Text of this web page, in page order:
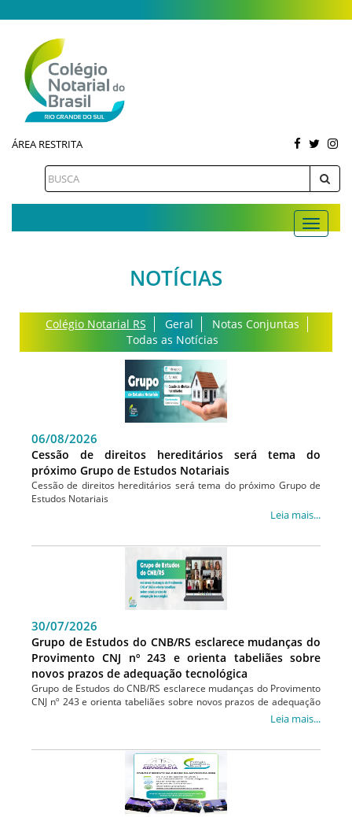
ÁREA RESTRITA
NOTÍCIAS
Colégio Notarial RS Geral
Notas Conjuntas
Todas as Notícias
06/08/2026
Cessão de direitos hereditários será tema do
próximo Grupo de Estudos Notariais
Cessão de direitos hereditários será tema do próximo Grupo de
Estudos Notariais
Leia mais...
30/07/2026
Grupo de Estudos do CNB/RS esclarece mudanças do
Provimento CNJ nº 243 e orienta tabeliães sobre
novos prazos de adequação tecnológica
Grupo de Estudos do CNB/RS esclarece mudanças do Provimento
CNJ nº 243 e orienta tabeliães sobre novos prazos de adequação
Leia mais...